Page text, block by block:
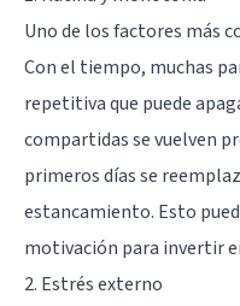
Uno de los factores más
Con el tiempo, muchas
repetitiva que puede
compartidas se vuelven
primeros días se
estancamiento. Esto
motivación para invertir
2. Estrés externo